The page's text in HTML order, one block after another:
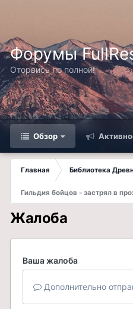
Форумы
Оторвись по полной!
Обзор
Главная Библиотека
Гильдия бойцов - застрял в
Жалоба
Ваша жалоба
Дополнительно